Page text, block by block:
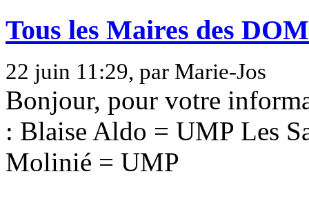
Tous les Maires des DOM
22 juin 11:29, par Marie-Jos
Bonjour, pour votre
: Blaise Aldo = UMP Les
Molinié = UMP